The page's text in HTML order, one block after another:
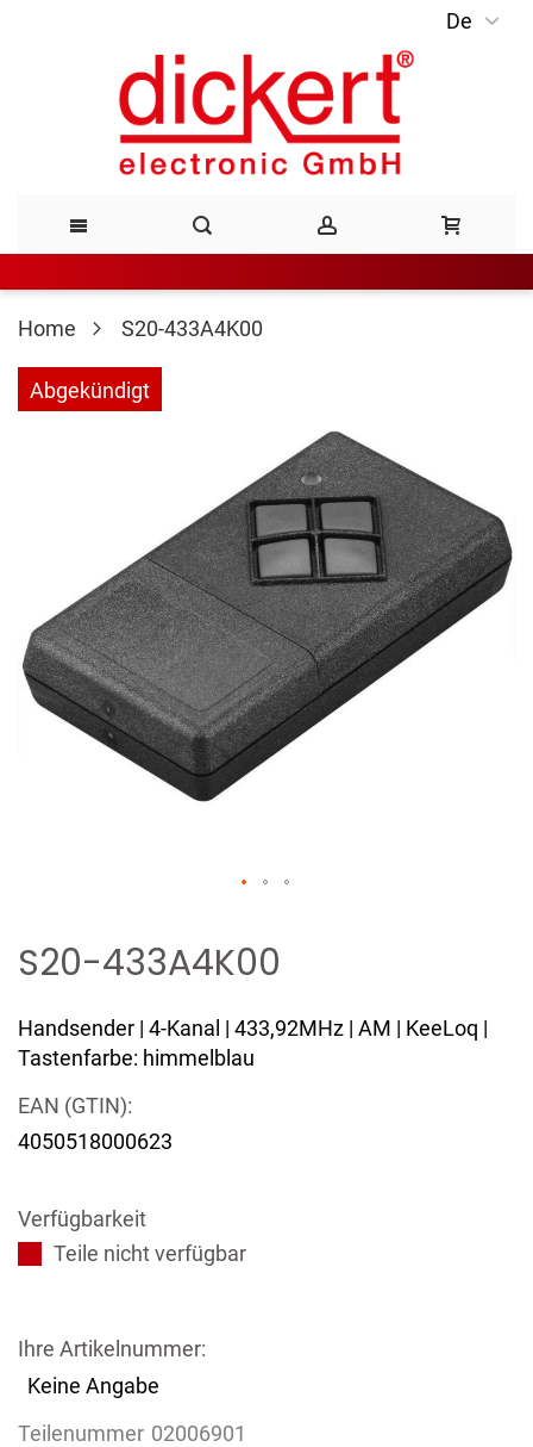
De
Inhalt
Home S20-433A4K00
Zum
Ende
Anfang
der
springen
Abgekündigt
S20-433A4K00
Handsender | 4-Kanal | 433,92MHz | AM | KeeLoq |
Tastenfarbe: himmelblau
EAN (GTIN):
4050518000623
Verfügbarkeit
Teile nicht verfügbar
Ihre Artikelnummer:
Keine Angabe
Teilenummer 02006901